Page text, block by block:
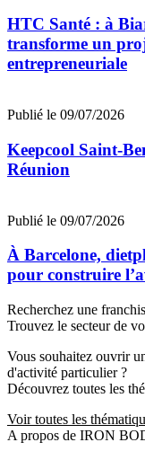
HTC Santé : à
transforme un
entrepreneuriale
Publié le 09/07/2026
Keepcool Saint-
Réunion
Publié le 09/07/2026
À Barcelone,
pour construire
Recherchez une
Trouvez le secteur de
Vous souhaitez ouvrir
d'activité particulier ?
Découvrez toutes les
Voir toutes les
A propos de IRON